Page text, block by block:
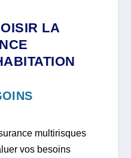
LA
multirisques
vos besoins